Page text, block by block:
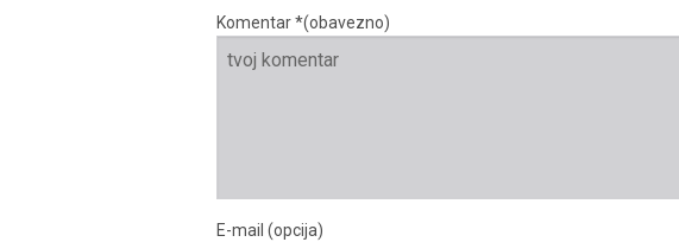
Komentar *(obavezno)
E-mail (opcija)